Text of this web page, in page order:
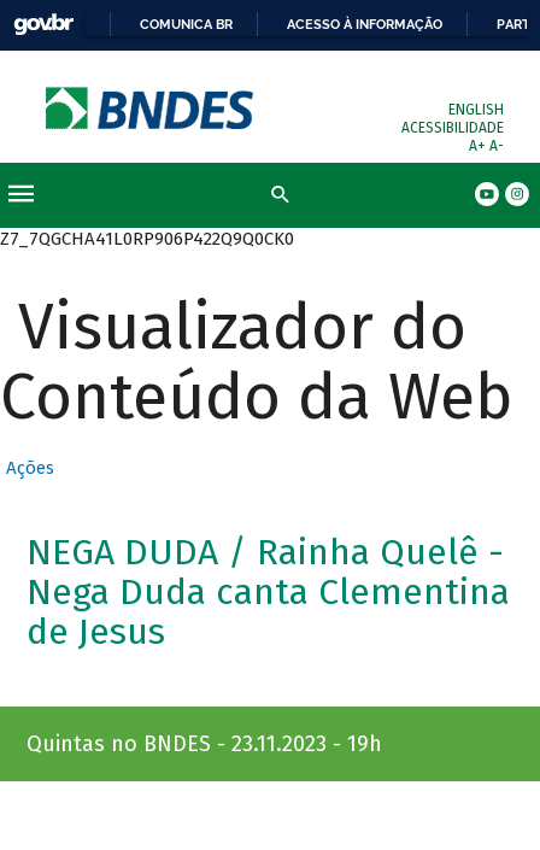
COMUNICA BR ACESSO À INFORMAÇÃO
ENGLISH
ACESSIBILIDADE
A+ A-
Z7_7QGCHA41L0RP906P422Q9Q0CK0
Visualizador do
Conteúdo da Web
Ações
NEGA DUDA / Rainha Quelê -
Nega Duda canta Clementina
de Jesus
Quintas no BNDES - 23.11.2023 - 19h